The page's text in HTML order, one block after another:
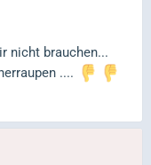
nicht brauchen...
....